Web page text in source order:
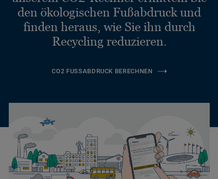
den ökologischen Fußabdruck und
finden heraus, wie Sie ihn durch
Recycling reduzieren.
CO2 FUSSABDRUCK BERECHNEN